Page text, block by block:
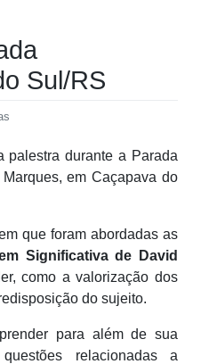
Sul/RS
palestra durante a Parada
em Caçapava do
que foram abordadas as
Significativa de David
como a valorização dos
do sujeito.
para além de sua
relacionadas a